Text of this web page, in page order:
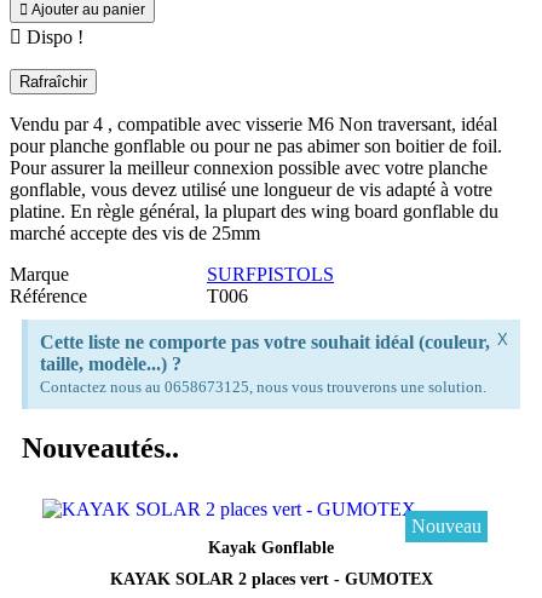
 Ajouter au panier
 Dispo !
Vendu par 4 , compatible avec visserie M6 Non traversant, idéal
pour planche gonflable ou pour ne pas abimer son boitier de foil.
Pour assurer la meilleur connexion possible avec votre planche
gonflable, vous devez utilisé une longueur de vis adapté à votre
platine. En règle général, la plupart des wing board gonflable du
marché accepte des vis de 25mm
Marque
SURFPISTOLS
Référence
T006
Cette liste ne comporte pas votre souhait idéal (couleur,
taille, modèle...) ?
Contactez nous au 0658673125, nous vous trouverons une solution.
X
Nouveautés..
Aperçu rapide
Nouveau
Kayak Gonflable
KAYAK SOLAR 2 places vert - GUMOTEX